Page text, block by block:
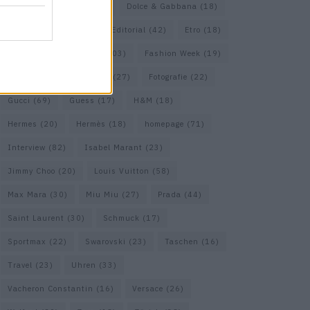
Diesel(16) Dolce & Gabbana (18)
Editorial (42) Etro (18)
(103) Fashion Week (19)
(27) Fotografie (22)
Gucci (69) Guess (17) H&M (18)
Hermes (20) Hermès (18) homepage (71)
Interview (82) Isabel Marant (23)
Jimmy Choo (20) Louis Vuitton (58)
Max Mara (30) Miu Miu (27) Prada (44)
Saint Laurent (30) Schmuck (17)
Sportmax (22) Swarovski (23) Taschen (16)
Travel (23) Uhren (33)
Vacheron Constantin (16) Versace (26)